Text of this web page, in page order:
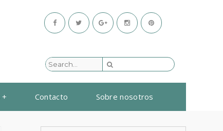
Contacto Sobre nosotros